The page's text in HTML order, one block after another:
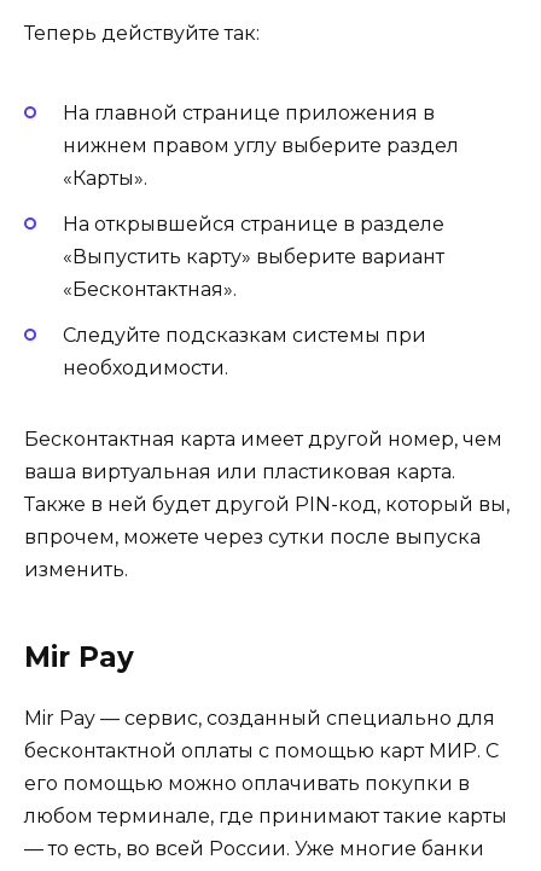
Теперь действуйте так:
На главной странице приложения в
нижнем правом углу выберите раздел
«Карты».
На открывшейся странице в разделе
«Выпустить карту» выберите вариант
«Бесконтактная».
Следуйте подсказкам системы при
необходимости.
Бесконтактная карта имеет другой номер, чем
ваша виртуальная или пластиковая карта.
Также в ней будет другой PIN-код, который вы,
впрочем, можете через сутки после выпуска
изменить.
Mir Pay
Mir Pay — сервис, созданный специально для
бесконтактной оплаты с помощью карт МИР. С
его помощью можно оплачивать покупки в
любом терминале, где принимают такие карты
— то есть, во всей России. Уже многие банки